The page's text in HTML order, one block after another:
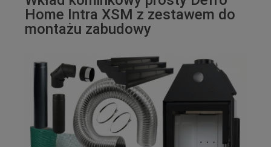
Home Intra XSM z zestawem do
montażu zabudowy